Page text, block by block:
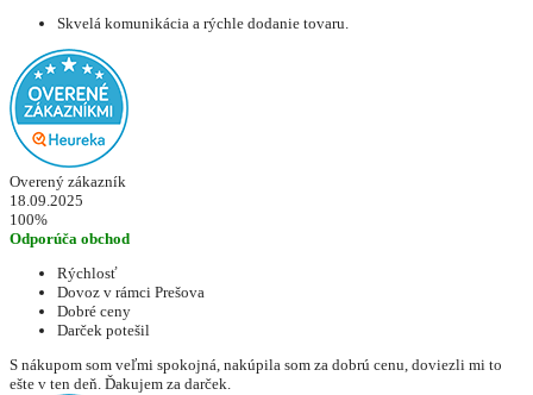
Skvelá komunikácia a rýchle dodanie tovaru.
Overený zákazník
18.09.2025
100%
Odporúča obchod
Rýchlosť
Dovoz v rámci Prešova
Dobré ceny
Darček potešil
S nákupom som veľmi spokojná, nakúpila som za dobrú cenu, doviezli mi to
ešte v ten deň. Ďakujem za darček.